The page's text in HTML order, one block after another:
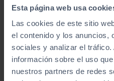
Esta página web usa
Las cookies de este sitio
el contenido y los anuncios,
sociales y analizar el
información sobre el uso
nuestros partners de redes
C